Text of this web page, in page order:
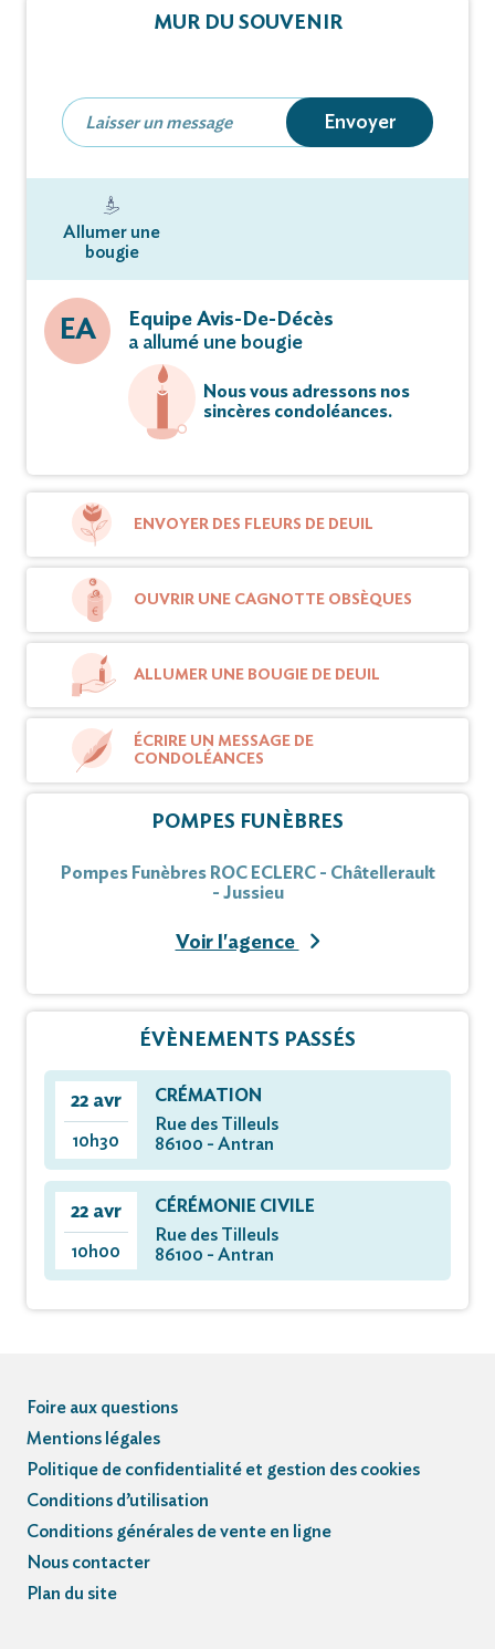
le 22 avril 2026 à 10h30,
MUR DU SOUVENIR
Envoyer
Allumer une
bougie
EA
Equipe Avis-De-Décès
a allumé une bougie
Nous vous adressons nos
sincères condoléances.
ENVOYER DES FLEURS DE DEUIL
OUVRIR UNE CAGNOTTE OBSÈQUES
ALLUMER UNE BOUGIE DE DEUIL
ÉCRIRE UN MESSAGE DE
CONDOLÉANCES
POMPES FUNÈBRES
Pompes Funèbres ROC ECLERC - Châtellerault
- Jussieu
Voir l'agence
ÉVÈNEMENTS PASSÉS
22 avr
10h30
CRÉMATION
Rue des Tilleuls
86100 - Antran
22 avr
10h00
CÉRÉMONIE CIVILE
Rue des Tilleuls
86100 - Antran
Foire aux questions
Mentions légales
Politique de confidentialité et gestion des cookies
Conditions d’utilisation
Conditions générales de vente en ligne
Nous contacter
Plan du site